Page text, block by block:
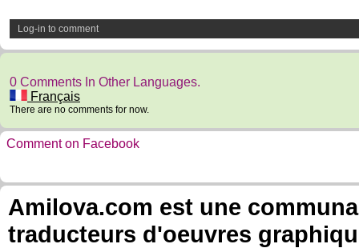
Log-in to comment
0 Comments In Other Languages.
Français
There are no comments for now.
Comment on Facebook
Amilova.com est une
traducteurs d'oeuvres